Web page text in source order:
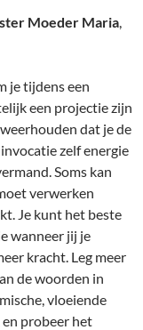
Moeder Maria,
je tijdens een
een projectie zijn
dat je de
zelf energie
Soms kan
verwerken
Je kunt het beste
wanneer jij je
kracht. Leg meer
de woorden in
vloeiende
en probeer het